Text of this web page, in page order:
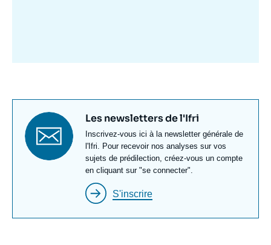
Titre
newsletter
Les newsletters de l'Ifri
Texte
Newsletter
Inscrivez-vous ici à la newsletter générale de
l'Ifri. Pour recevoir nos analyses sur vos
sujets de prédilection, créez-vous un compte
en cliquant sur "se connecter".
S'inscrire